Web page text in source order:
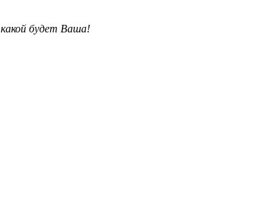
, какой будет Ваша!